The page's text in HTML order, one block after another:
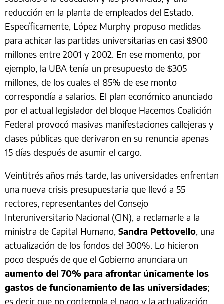
reducción en la planta de empleados del Estado.
Específicamente, López Murphy propuso medidas
para achicar las partidas universitarias en casi $900
millones entre 2001 y 2002. En ese momento, por
ejemplo, la UBA tenía un presupuesto de $305
millones, de los cuales el 85% de ese monto
correspondía a salarios. El plan económico anunciado
por el actual legislador del bloque Hacemos Coalición
Federal provocó masivas manifestaciones callejeras y
clases públicas que derivaron en su renuncia apenas
15 días después de asumir el cargo.
Veintitrés años más tarde, las universidades enfrentan
una nueva crisis presupuestaria que llevó a 55
rectores, representantes del Consejo
Interuniversitario Nacional (CIN), a reclamarle a la
ministra de Capital Humano, Sandra Pettovello, una
actualización de los fondos del 300%. Lo hicieron
poco después de que el Gobierno anunciara un
aumento del 70% para afrontar únicamente los
gastos de funcionamiento de las universidades;
es decir que no contempla el pago y la actualización